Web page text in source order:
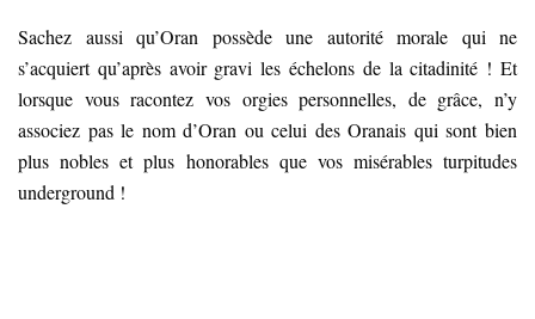
Sachez aussi qu’Oran possède une autorité morale qui ne
s’acquiert qu’après avoir gravi les échelons de la citadinité ! Et
lorsque vous racontez vos orgies personnelles, de grâce, n’y
associez pas le nom d’Oran ou celui des Oranais qui sont bien
plus nobles et plus honorables que vos misérables turpitudes
underground !